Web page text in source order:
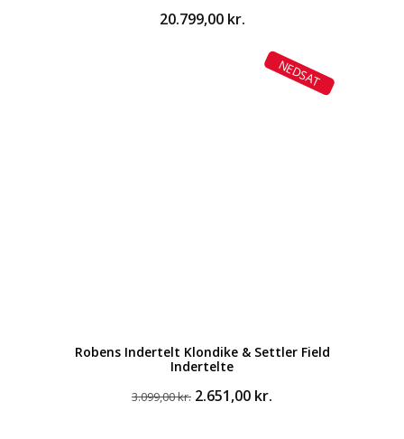
20.799,00 kr.
NEDSAT
Robens Indertelt Klondike & Settler Field
Indertelte
3.099,00kr. Den
2.651,00 kr.